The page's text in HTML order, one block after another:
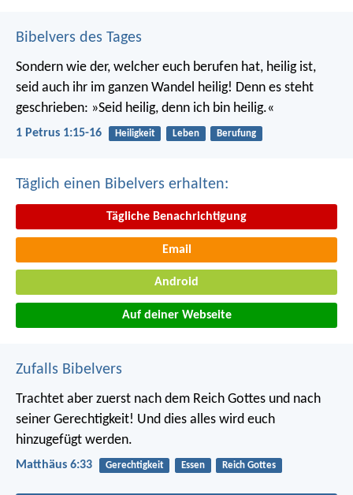
Bibelvers des Tages
Sondern wie der, welcher euch berufen hat, heilig ist,
seid auch ihr im ganzen Wandel heilig! Denn es steht
geschrieben: »Seid heilig, denn ich bin heilig.«
1 Petrus 1:15-16 Heiligkeit Leben Berufung
Täglich einen Bibelvers erhalten:
Tägliche Benachrichtigung
Email
Android
Auf deiner Webseite
Zufalls Bibelvers
Trachtet aber zuerst nach dem Reich Gottes und nach
seiner Gerechtigkeit! Und dies alles wird euch
hinzugefügt werden.
Matthäus 6:33 Gerechtigkeit Essen Reich Gottes